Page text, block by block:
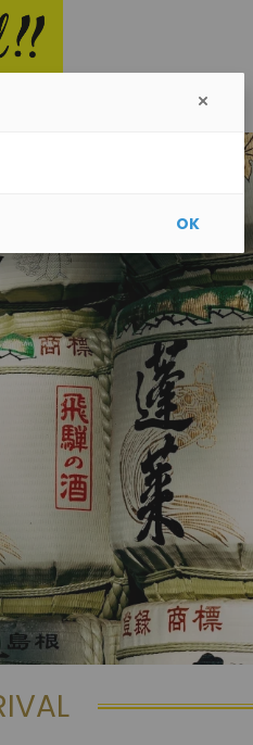
Other
OK